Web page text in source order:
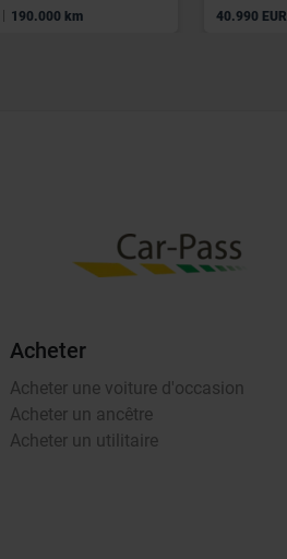
| 190.000 km
40.990 EUR
Acheter
Acheter une voiture d'occasion
Acheter un ancêtre
Acheter un utilitaire